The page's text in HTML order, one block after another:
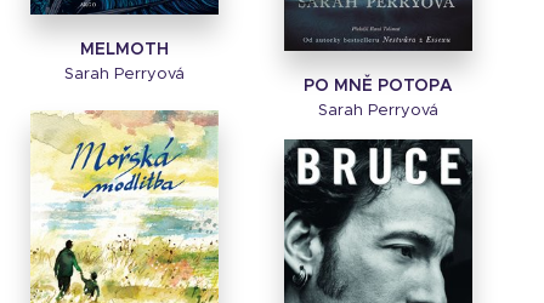
MELMOTH
Sarah Perryová
PO MNĚ POTOPA
Sarah Perryová